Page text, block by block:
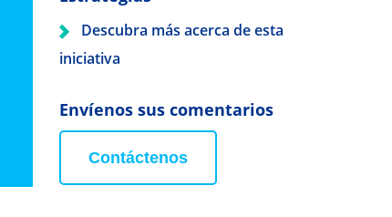
Descubra más acerca de esta
iniciativa
Envíenos sus comentarios
Contáctenos